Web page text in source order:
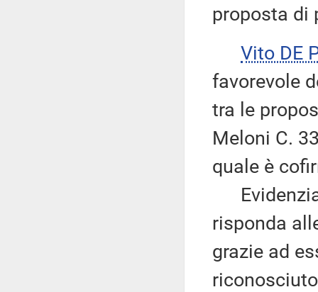
proposta di
Vito DE
favorevole
tra le
Meloni C.
quale è
Evidenzia
risponda
grazie ad